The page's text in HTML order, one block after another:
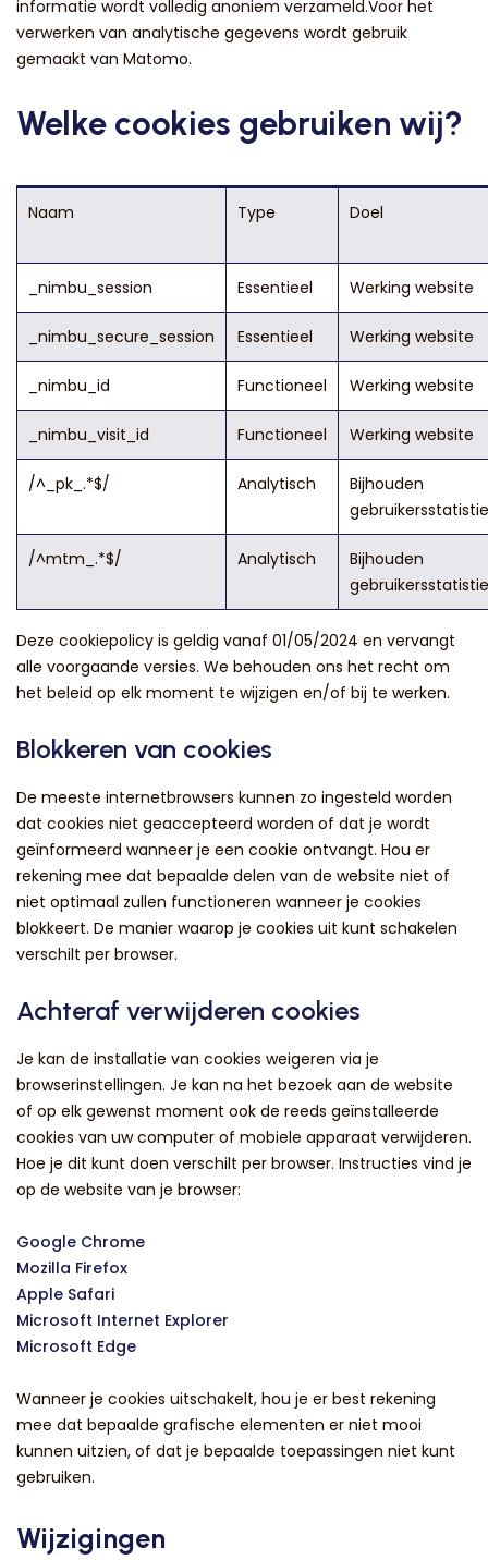
informatie wordt volledig anoniem verzameld.Voor het
verwerken van analytische gegevens wordt gebruik
gemaakt van Matomo.
Welke cookies gebruiken wij?
Naam Type Doel
_nimbu_session Essentieel Werking website
_nimbu_secure_session Essentieel Werking website
_nimbu_id Functioneel Werking website
_nimbu_visit_id Functioneel Werking website
/^_pk_.*$/ Analytisch
Bijhouden
/^mtm_.*$/ Analytisch
Bijhouden
Deze cookiepolicy is geldig vanaf 01/05/2024 en vervangt
alle voorgaande versies. We behouden ons het recht om
het beleid op elk moment te wijzigen en/of bij te werken.
Blokkeren van cookies
De meeste internetbrowsers kunnen zo ingesteld worden
dat cookies niet geaccepteerd worden of dat je wordt
geïnformeerd wanneer je een cookie ontvangt. Hou er
rekening mee dat bepaalde delen van de website niet of
niet optimaal zullen functioneren wanneer je cookies
blokkeert. De manier waarop je cookies uit kunt schakelen
verschilt per browser.
Achteraf verwijderen cookies
Je kan de installatie van cookies weigeren via je
browserinstellingen. Je kan na het bezoek aan de website
of op elk gewenst moment ook de reeds geïnstalleerde
cookies van uw computer of mobiele apparaat verwijderen.
Hoe je dit kunt doen verschilt per browser. Instructies vind je
op de website van je browser:
Google Chrome
Mozilla Firefox
Apple Safari
Microsoft Internet Explorer
Microsoft Edge
Wanneer je cookies uitschakelt, hou je er best rekening
mee dat bepaalde grafische elementen er niet mooi
kunnen uitzien, of dat je bepaalde toepassingen niet kunt
gebruiken.
Wijzigingen